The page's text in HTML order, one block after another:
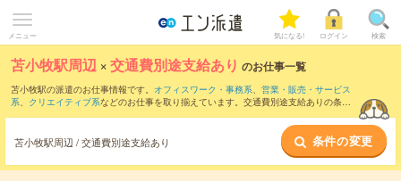
メニュー 気になる! ログイン 検索
苫小牧駅周辺 ×交通費別途支給あり のお仕事一覧
苫小牧駅の派遣のお仕事情報です。 オフィスワーク・事務系、 営業・販売・サービス
系、 クリエイティブ系などのお仕事を取り揃えています。交通費別途支給ありの条件
苫小牧駅周辺 / 交通費別途支給あり 条件の変更